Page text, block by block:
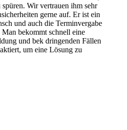
Wir vertrauen ihm sehr
gerne auf. Er ist ein
und auch die Terminvergabe
bekommt schnell eine
und bek dringenden Fällen
um eine Lösung zu